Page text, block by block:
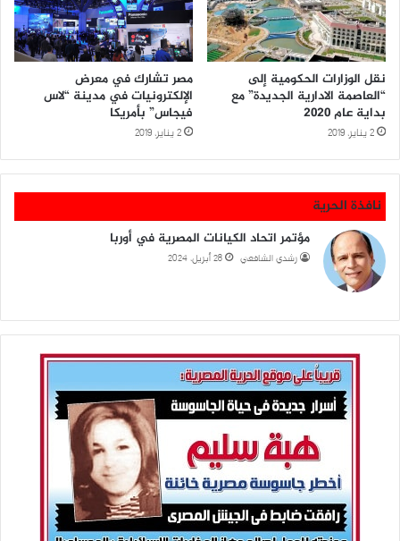
نقل الوزارات الحكومية إلى
“العاصمة الادارية الجديدة” مع
بداية عام ٢٠٢٠
2 يناير، 2019
مصر تشارك في معرض
الإلكترونيات في مدينة “لاس
فيجاس” بأمريكا
2 يناير، 2019
نافذة الحرية
مؤتمر اتحاد الكيانات المصرية في أوربا
رشدي الشافعي 28 أبريل، 2024